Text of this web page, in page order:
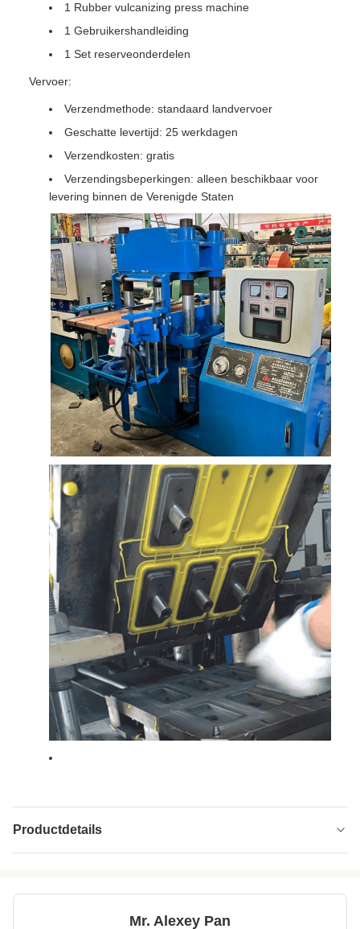
1 Rubber vulcanizing press machine
1 Gebruikershandleiding
1 Set reserveonderdelen
Vervoer:
Verzendmethode: standaard landvervoer
Geschatte levertijd: 25 werkdagen
Verzendkosten: gratis
Verzendingsbeperkingen: alleen beschikbaar voor
levering binnen de Verenigde Staten
Productdetails
Mr. Alexey Pan